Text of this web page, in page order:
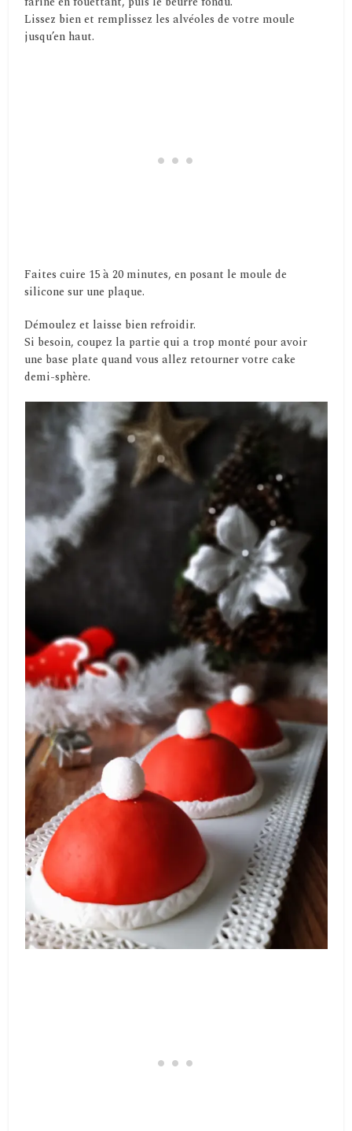
Lissez bien et remplissez les alvéoles de votre moule
jusqu’en haut.
Faites cuire 15 à 20 minutes, en posant le moule de
silicone sur une plaque.
Démoulez et laisse bien refroidir.
Si besoin, coupez la partie qui a trop monté pour avoir
une base plate quand vous allez retourner votre cake
demi-sphère.